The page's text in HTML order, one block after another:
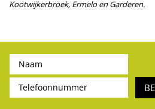
Kootwijkerbroek, Ermelo en Garderen.